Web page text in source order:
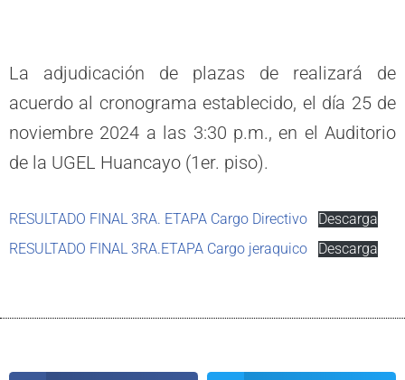
La adjudicación de plazas de realizará de
acuerdo al cronograma establecido, el día 25 de
noviembre 2024 a las 3:30 p.m., en el Auditorio
de la UGEL Huancayo (1er. piso).
RESULTADO FINAL 3RA. ETAPA Cargo Directivo
Descarga
RESULTADO FINAL 3RA.ETAPA Cargo jeraquico
Descarga